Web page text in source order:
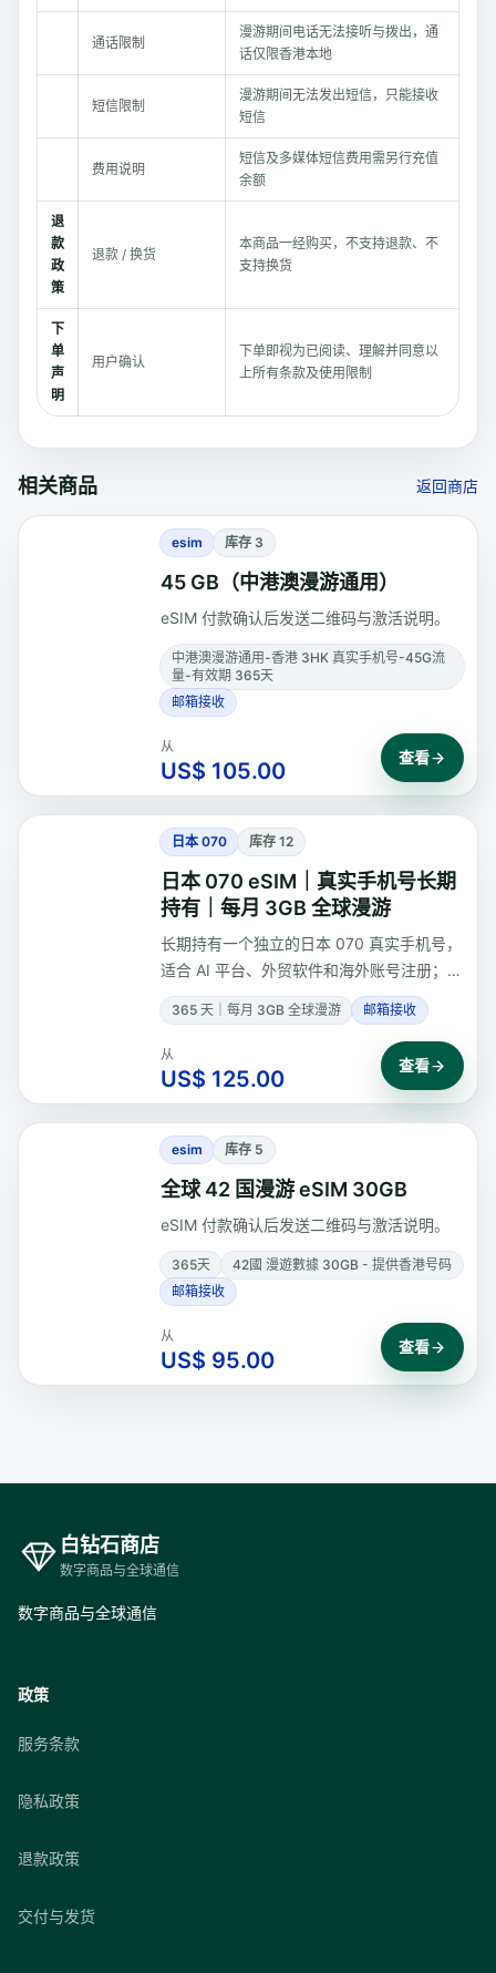
通话限制
漫游期间电话无法接听与拨出，通
话仅限香港本地
短信限制
漫游期间无法发出短信，只能接收
短信
费用说明
短信及多媒体短信费用需另行充值
余额
退
款
政
策
退款 / 换货
本商品一经购买，不支持退款、不
支持换货
下
单
声
明
用户确认
下单即视为已阅读、理解并同意以
上所有条款及使用限制
相关商品 返回商店
esim 库存 3
45 GB（中港澳漫游通用）
eSIM 付款确认后发送二维码与激活说明。
中港澳漫游通用-香港 3HK 真实手机号-45G流
量-有效期 365天
邮箱接收
从
US$ 105.00
查看
日本 070 库存 12
日本 070 eSIM｜真实手机号长期
持有｜每月 3GB 全球漫游
长期持有一个独立的日本 070 真实手机号，
适合 AI 平台、外贸软件和海外账号注册；
每月包含 3GB 全球漫游。
365 天｜每月 3GB 全球漫游 邮箱接收
从
US$ 125.00
查看
esim 库存 5
全球 42 国漫游 eSIM 30GB
eSIM 付款确认后发送二维码与激活说明。
365天
42國 漫遊數據 30GB - 提供香港号码
邮箱接收
从
US$ 95.00
查看
白钻石商店
数字商品与全球通信
数字商品与全球通信
政策
服务条款
隐私政策
退款政策
交付与发货